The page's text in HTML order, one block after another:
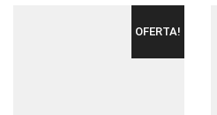
PÁGINA
DO
OFERTA!